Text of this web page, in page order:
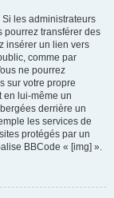
les administrateurs
pourrez transférer des
insérer un lien vers
comme par
ne pourrez
sur votre propre
en lui-même un
derrière un
les services de
protégés par un
BBCode « [img] ».